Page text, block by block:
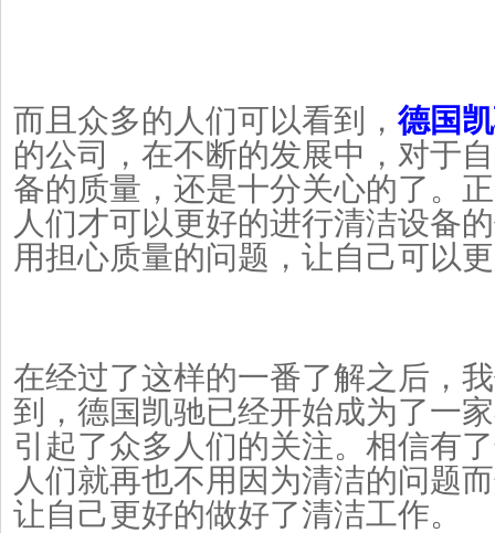
而且众多的人们可以看到， 德国
的公司，在不断的发展中，对于
备的质量，还是十分关心的了。
人们才可以更好的进行清洁设备
用担心质量的问题，让自己可以
在经过了这样的一番了解之后，
到，德国凯驰已经开始成为了一
引起了众多人们的关注。相信有
人们就再也不用因为清洁的问题
让自己更好的做好了清洁工作。